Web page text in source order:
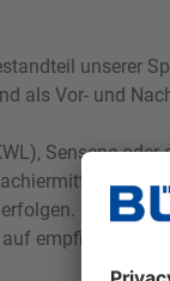
unserer
als Vor- und
Sensene
bei
empfindlicher